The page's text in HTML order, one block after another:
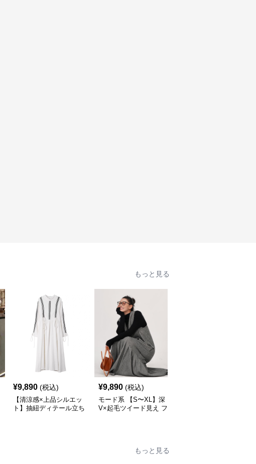
もっと見る
¥9,890 (税込)
【清涼感×上品シルエッ
ト】抽紐ディテール立ち
¥9,890 (税込)
モード系 【S〜XL】深
V×起毛ツイード見え フ
もっと見る